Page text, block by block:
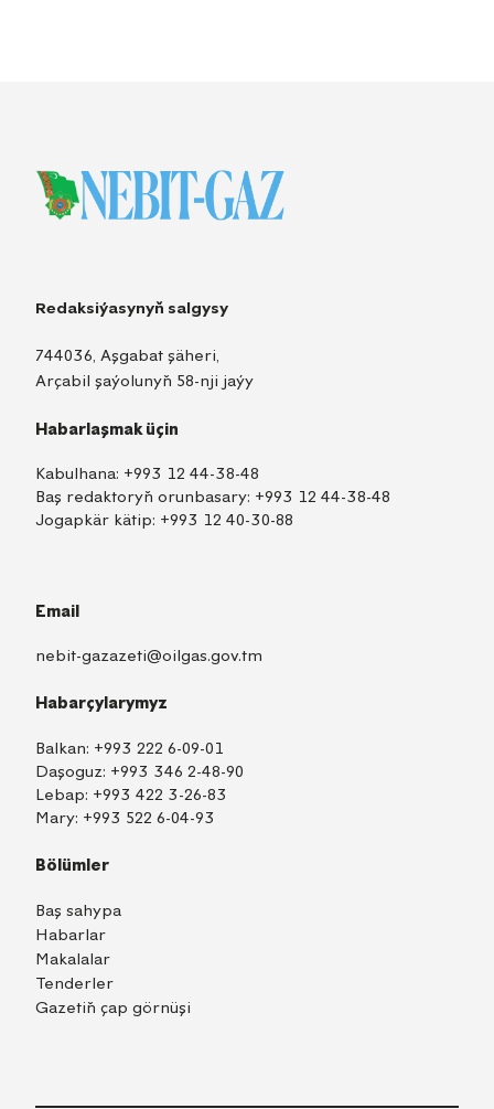
Redaksiýasynyň salgysy
744036, Aşgabat şäheri,
Arçabil şaýolunyň 58-nji jaýy
Habarlaşmak üçin
Kabulhana: +993 12 44-38-48
Baş redaktoryň orunbasary: +993 12 44-38-48
Jogapkär kätip: +993 12 40-30-88
Email
nebit-gazazeti@oilgas.gov.tm
Habarçylarymyz
Balkan: +993 222 6-09-01
Daşoguz: +993 346 2-48-90
Lebap: +993 422 3-26-83
Mary: +993 522 6-04-93
Bölümler
Baş sahypa
Habarlar
Makalalar
Tenderler
Gazetiň çap görnüşi